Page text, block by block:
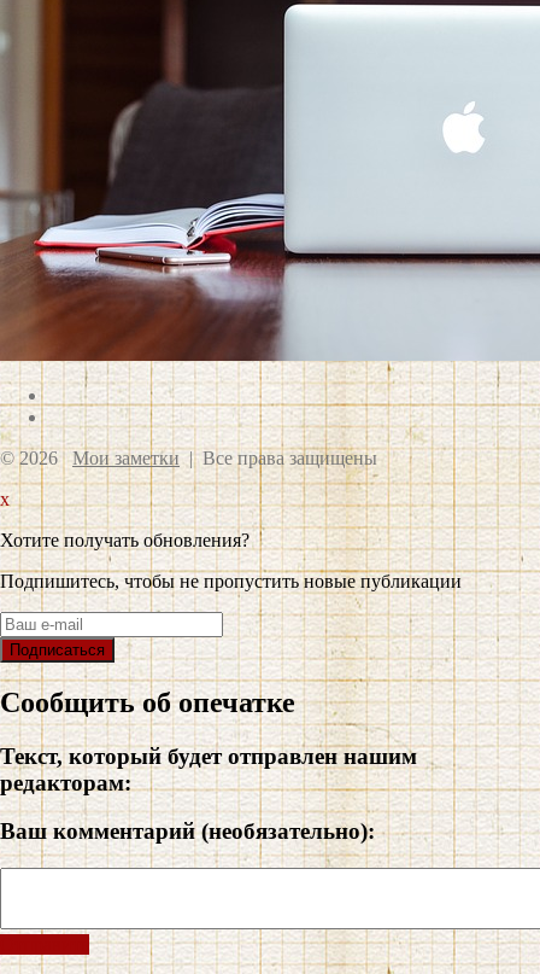
© 2026 Мои заметки | Все права защищены
x
Хотите получать обновления?
Подпишитесь, чтобы не пропустить новые публикации
Сообщить об опечатке
Текст, который будет отправлен нашим
редакторам:
Ваш комментарий (необязательно):